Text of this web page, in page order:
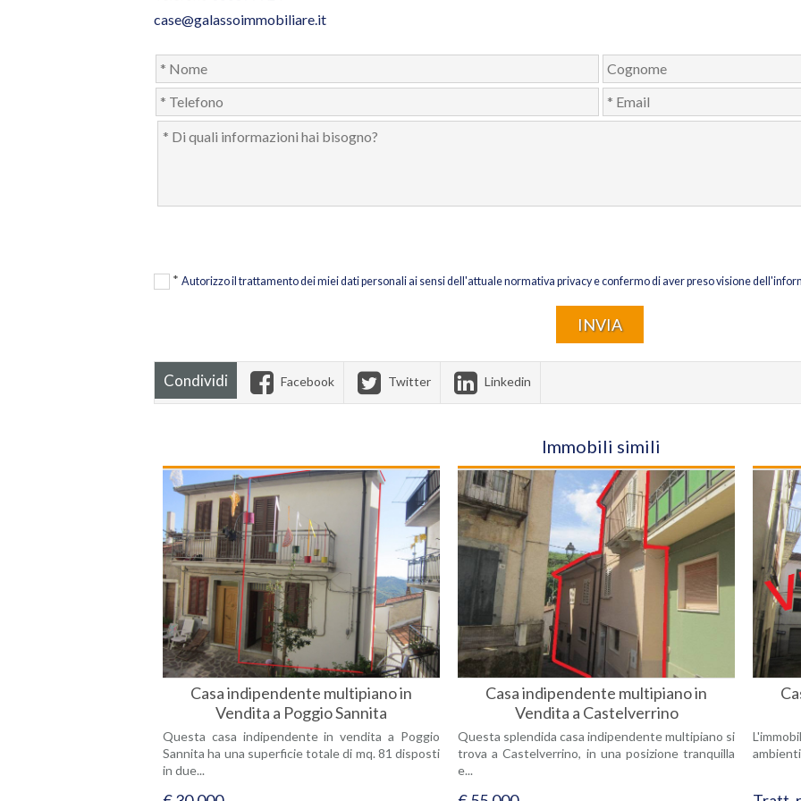
case@galassoimmobiliare.it
* Autorizzo il trattamento dei miei dati personali ai sensi dell'attuale normativa privacy e confermo di aver preso visione
Condividi Facebook Twitter Linkedin
Immobili simili
Casa indipendente multipiano in
Vendita a Poggio Sannita
Questa casa indipendente in vendita a Poggio
Sannita ha una superficie totale di mq. 81 disposti
in due...
Casa indipendente multipiano in
Vendita a Castelverrino
Questa splendida casa indipendente multipiano si
trova a Castelverrino, in una posizione tranquilla
e...